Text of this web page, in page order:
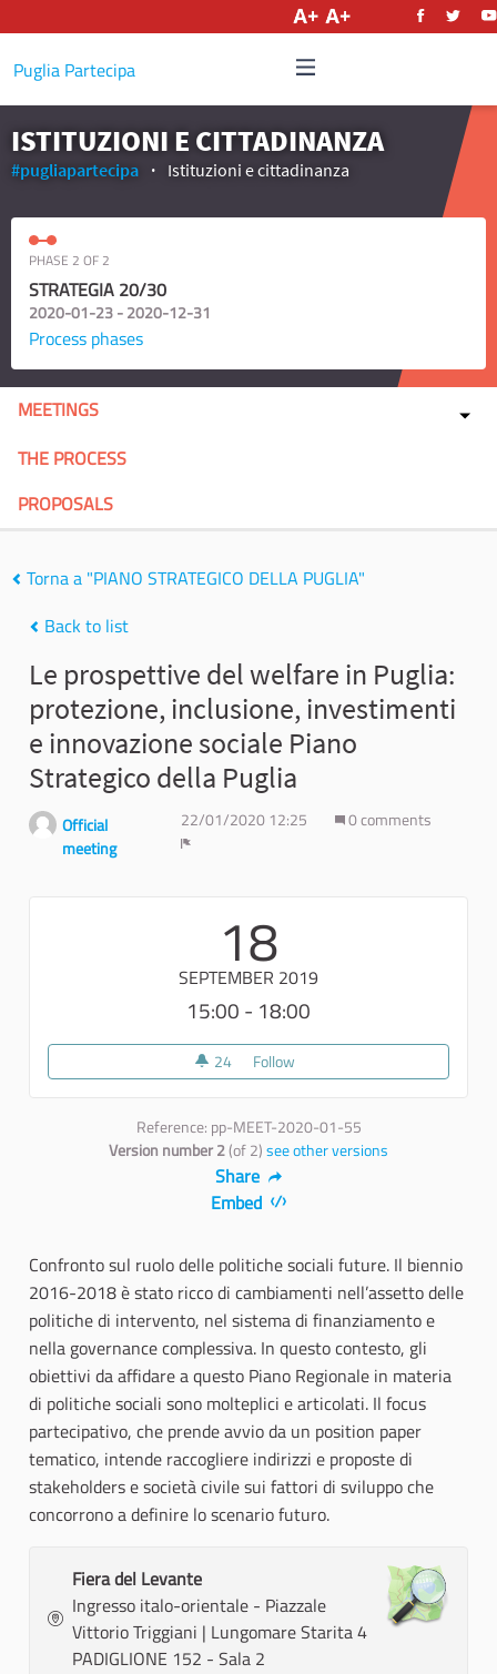
Puglia Partecipa
ISTITUZIONI E CITTADINANZA
#pugliapartecipa Istituzioni e cittadinanza
PHASE 2 OF 2
STRATEGIA 20/30
2020-01-23 - 2020-12-31
Process phases
MEETINGS
THE PROCESS
PROPOSALS
Torna a "PIANO STRATEGICO DELLA PUGLIA"
Back to list
Le prospettive del welfare in Puglia:
protezione, inclusione, investimenti
e innovazione sociale Piano
Strategico della Puglia
Official
meeting
22/01/2020 12:25
0 comments
18
SEPTEMBER 2019
15:00 - 18:00
24 24 followers
Follow
Reference: pp-MEET-2020-01-55
Version number 2(of 2)see other versions
Share
Embed
Confronto sul ruolo delle politiche sociali future. Il biennio
2016-2018 è stato ricco di cambiamenti nell’assetto delle
politiche di intervento, nel sistema di finanziamento e
nella governance complessiva. In questo contesto, gli
obiettivi da affidare a questo Piano Regionale in materia
di politiche sociali sono molteplici e articolati. Il focus
partecipativo, che prende avvio da un position paper
tematico, intende raccogliere indirizzi e proposte di
stakeholders e società civile sui fattori di sviluppo che
concorrono a definire lo scenario futuro.
Fiera del Levante
Ingresso italo-orientale - Piazzale
Vittorio Triggiani | Lungomare Starita 4
PADIGLIONE 152 - Sala 2